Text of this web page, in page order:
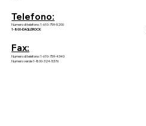
Telefono:
Numero di telefono: 1-610-759-5200
1-800-EAGLEROCK
Fax:
Numero di telefono: 1-610-759-4340
Numero verde 1-800-324-5376